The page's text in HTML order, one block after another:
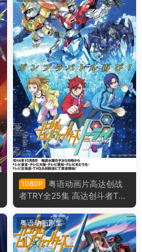
1080P
粤语动画片高达创战
者TRY全25集 高达创斗者TRY
粤语版
粤语动画剧集